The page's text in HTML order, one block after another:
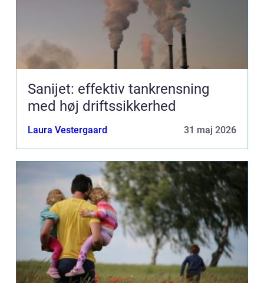
Sanijet: effektiv tankrensning
med høj driftssikkerhed
Laura Vestergaard 31 maj 2026